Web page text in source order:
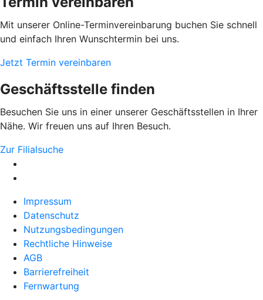
Mit unserer Online-Terminvereinbarung buchen Sie schnell
und einfach Ihren Wunschtermin bei uns.
Jetzt Termin vereinbaren
Geschäftsstelle finden
Besuchen Sie uns in einer unserer Geschäftsstellen in Ihrer
Nähe. Wir freuen uns auf Ihren Besuch.
Zur Filialsuche
Impressum
Datenschutz
Nutzungsbedingungen
Rechtliche Hinweise
AGB
Barrierefreiheit
Fernwartung